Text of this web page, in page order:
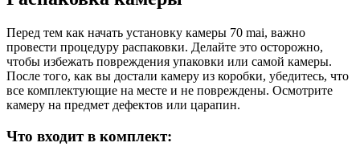
Перед тем как начать установку камеры 70 mai, важно
провести процедуру распаковки. Делайте это осторожно,
чтобы избежать повреждения упаковки или самой камеры.
После того, как вы достали камеру из коробки, убедитесь, что
все комплектующие на месте и не повреждены. Осмотрите
камеру на предмет дефектов или царапин.
Что входит в комплект: